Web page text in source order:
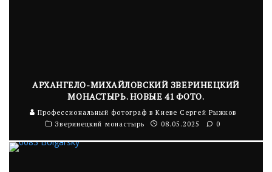
АРХАНГЕЛО-МИХАЙЛОВСКИЙ ЗВЕРИНЕЦКИЙ
МОНАСТЫРЬ. НОВЫЕ 41 ФОТО.
Профессиональный фотограф в Киеве Сергей Рыжков
Зверинецкий монастырь
08.05.2025 0